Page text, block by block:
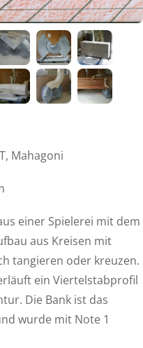
Mahagoni
einer Spielerei mit dem
aus Kreisen mit
tangieren oder kreuzen.
ein Viertelstabprofil
Die Bank ist das
wurde mit Note 1